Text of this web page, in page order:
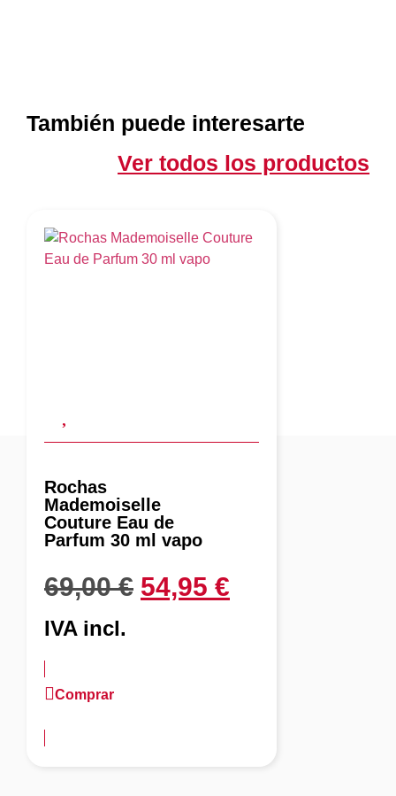
También puede interesarte
Ver todos los productos
Rochas
Mademoiselle
Couture Eau de
Parfum 30 ml vapo
69,00€ 54,95 €
IVA incl.
Comprar